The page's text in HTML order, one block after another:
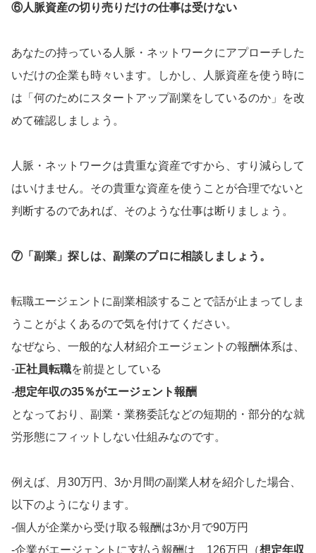
⑥人脈資産の切り売りだけの仕事は受けない
あなたの持っている人脈・ネットワークにアプローチした
いだけの企業も時々います。しかし、人脈資産を使う時に
は「何のためにスタートアップ副業をしているのか」を改
めて確認しましょう。
人脈・ネットワークは貴重な資産ですから、すり減らして
はいけません。その貴重な資産を使うことが合理でないと
判断するのであれば、そのような仕事は断りましょう。
⑦「副業」探しは、副業のプロに相談しましょう。
転職エージェントに副業相談することで話が止まってしま
うことがよくあるので気を付けてください。
なぜなら、一般的な人材紹介エージェントの報酬体系は、
‐正社員転職を前提としている
‐想定年収の35％がエージェント報酬
となっており、副業・業務委託などの短期的・部分的な就
労形態にフィットしない仕組みなのです。
例えば、月30万円、3か月間の副業人材を紹介した場合、
以下のようになります。
‐個人が企業から受け取る報酬は3か月で90万円
‐企業がエージェントに支払う報酬は 126万円（想定年収